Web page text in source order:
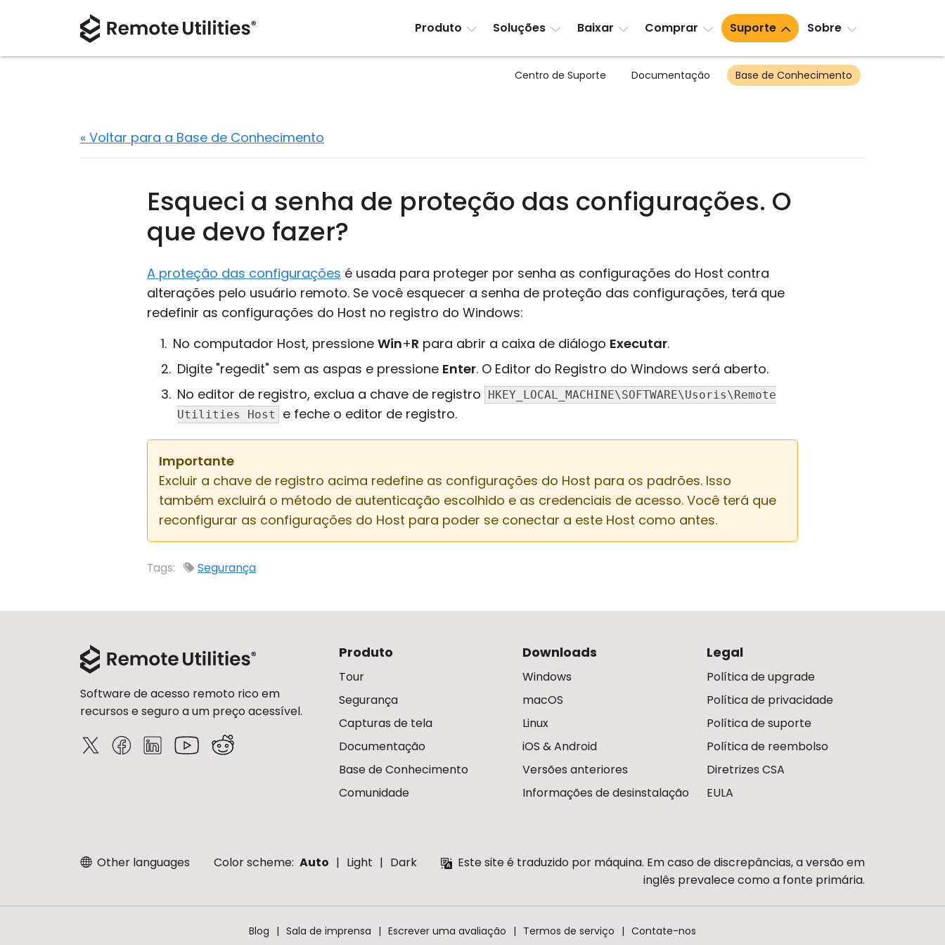
Produto Soluções Baixar Comprar Suporte Sobre
Centro de Suporte Documentação Base de Conhecimento
« Voltar para a Base de Conhecimento
Esqueci a senha de proteção das configurações. O
que devo fazer?
A proteção das configurações é usada para proteger por senha as configurações do Host contra
alterações pelo usuário remoto. Se você esquecer a senha de proteção das configurações, terá que
redefinir as configurações do Host no registro do Windows:
No computador Host, pressione Win+R para abrir a caixa de diálogo Executar.
Digite "regedit" sem as aspas e pressione Enter. O Editor do Registro do Windows será aberto.
No editor de registro, exclua a chave de registro
HKEY_LOCAL_MACHINE\SOFTWARE\Usoris\Remote
Utilities Host
e feche o editor de registro.
Importante
Excluir a chave de registro acima redefine as configurações do Host para os padrões. Isso
também excluirá o método de autenticação escolhido e as credenciais de acesso. Você terá que
reconfigurar as configurações do Host para poder se conectar a este Host como antes.
Tags: Segurança
Software de acesso remoto rico em
recursos e seguro a um preço acessível.
Produto
Tour
Segurança
Capturas de tela
Documentação
Base de Conhecimento
Comunidade
Downloads
Windows
macOS
Linux
iOS & Android
Versões anteriores
Informações de desinstalação
Legal
Política de upgrade
Política de privacidade
Política de suporte
Política de reembolso
Diretrizes CSA
EULA
Other languages Color scheme: Auto Light Dark
Este site é traduzido por máquina. Em caso de discrepâncias, a versão em
inglês prevalece como a fonte primária.
Blog Sala de imprensa Escrever uma avaliação Termos de serviço Contate-nos